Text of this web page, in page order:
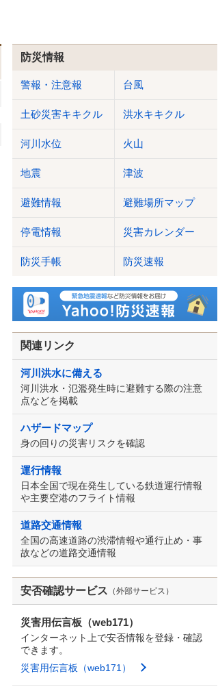
防災情報
警報・注意報 台風
土砂災害キキクル 洪水キキクル
河川水位 火山
地震 津波
避難情報 避難場所マップ
停電情報 災害カレンダー
防災手帳 防災速報
関連リンク
河川洪水に備える
河川洪水・氾濫発生時に避難する際の注意
点などを掲載
ハザードマップ
身の回りの災害リスクを確認
運行情報
日本全国で現在発生している鉄道運行情報
や主要空港のフライト情報
道路交通情報
全国の高速道路の渋滞情報や通行止め・事
故などの道路交通情報
安否確認サービス （外部サービス）
災害用伝言板（web171）
インターネット上で安否情報を登録・確認
できます。
災害用伝言板（web171）